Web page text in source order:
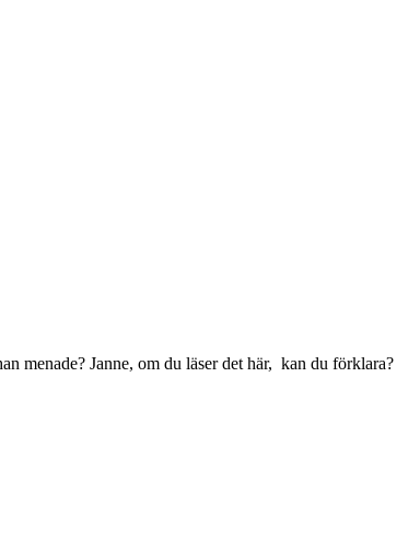
menade? Janne, om du läser det här, kan du förklara?